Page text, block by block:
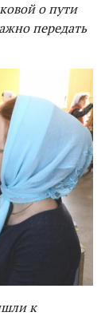
о пути
передать
к